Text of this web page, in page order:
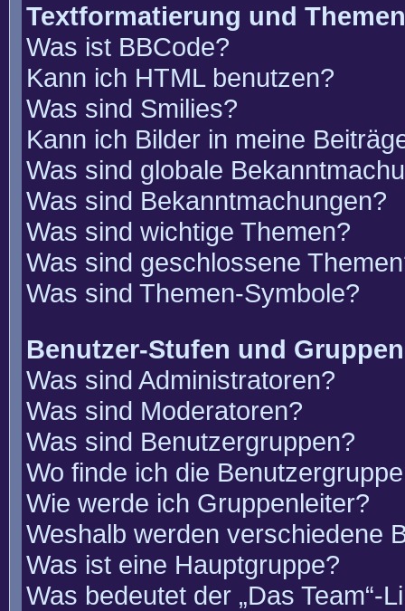
Textformatierung und
Was ist BBCode?
Kann ich HTML benutzen?
Was sind Smilies?
Kann ich Bilder in meine
Was sind globale
Was sind Bekanntmachungen?
Was sind wichtige Themen?
Was sind geschlossene
Was sind Themen-Symbole?
Benutzer-Stufen und Gruppen
Was sind Administratoren?
Was sind Moderatoren?
Was sind Benutzergruppen?
Wo finde ich die
Wie werde ich Gruppenleiter?
Weshalb werden verschiedene
Was ist eine Hauptgruppe?
Was bedeutet der „Das Team“-